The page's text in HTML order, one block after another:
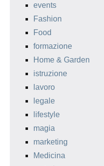
events
Fashion
Food
formazione
Home & Garden
istruzione
lavoro
legale
lifestyle
magia
marketing
Medicina